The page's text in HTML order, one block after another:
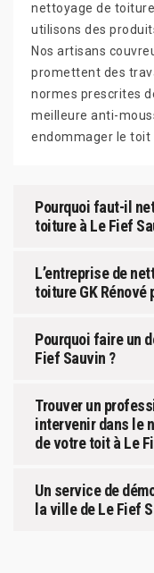
nettoyage de
utilisons des
Nos artisans
promettent des
normes prescrites
meilleure anti-
endommager le toit
Pourquoi faut-il
toiture à Le Fief
L’entreprise de
toiture GK Rénové
Pourquoi faire un
Fief Sauvin ?
Trouver un
intervenir dans le
de votre toit à Le
Un service de
la ville de Le Fief